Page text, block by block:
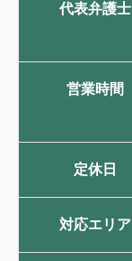
代表弁護士
営業時間
定休日
対応エリア